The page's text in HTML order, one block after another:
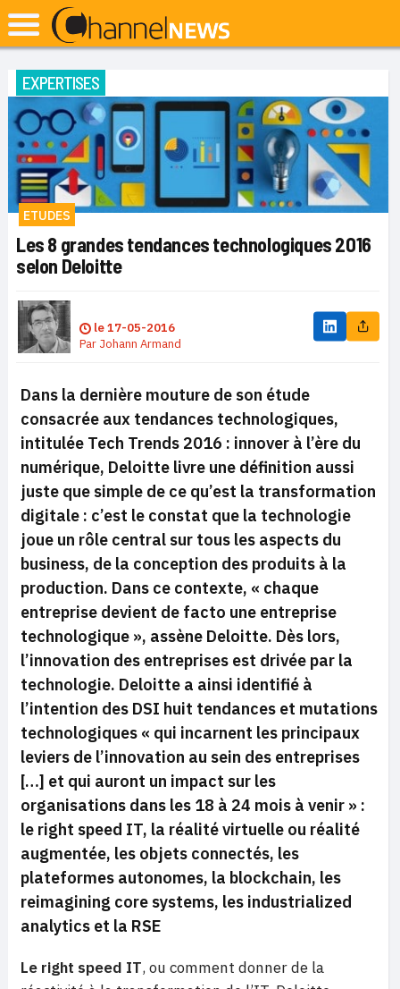
EXPERTISES
ETUDES
Les 8 grandes tendances technologiques 2016
selon Deloitte
le17-05-2016
Par Johann Armand
Dans la dernière mouture de son étude
consacrée aux tendances technologiques,
intitulée Tech Trends 2016 : innover à l’ère du
numérique, Deloitte livre une définition aussi
juste que simple de ce qu’est la transformation
digitale : c’est le constat que la technologie
joue un rôle central sur tous les aspects du
business, de la conception des produits à la
production. Dans ce contexte, « chaque
entreprise devient de facto une entreprise
technologique », assène Deloitte. Dès lors,
l’innovation des entreprises est drivée par la
technologie. Deloitte a ainsi identifié à
l’intention des DSI huit tendances et mutations
technologiques « qui incarnent les principaux
leviers de l’innovation au sein des entreprises
[…] et qui auront un impact sur les
organisations dans les 18 à 24 mois à venir » :
le right speed IT, la réalité virtuelle ou réalité
augmentée, les objets connectés, les
plateformes autonomes, la blockchain, les
reimagining core systems, les industrialized
analytics et la RSE
Le right speed IT, ou comment donner de la